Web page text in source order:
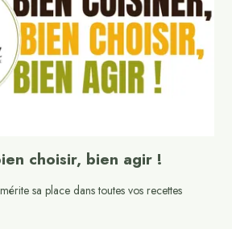
choisir, bien agir !
sa place dans toutes vos recettes